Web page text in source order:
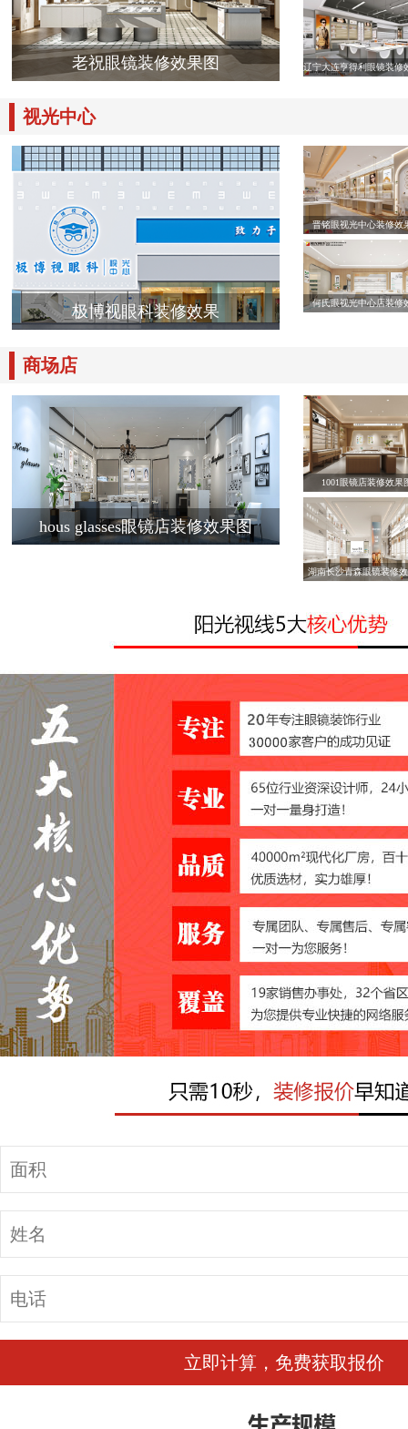
老祝眼镜装修效果图 辽宁大连亨得利眼镜装修
视光中心
极博视眼科装修效果
晋铭眼视光中心装修效
何氏眼视光中心店装修
商场店
hous glasses眼镜店装修效果图
1001眼镜店装修效果
湖南长沙青森眼镜装修